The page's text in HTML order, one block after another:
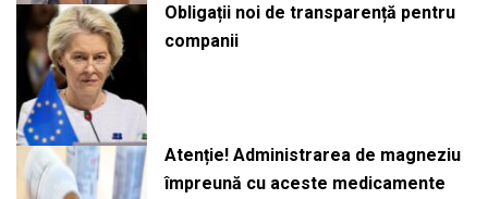
Obligații noi de transparență pentru
companii
Atenție! Administrarea de magneziu
împreună cu aceste medicamente